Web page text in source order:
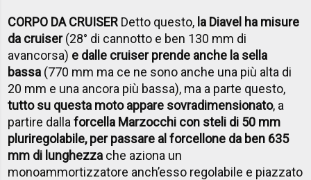
CORPO DA CRUISER Detto questo, la Diavel ha misure
da cruiser(28° di cannotto e ben 130 mm di
avancorsa) e dalle cruiser prende anche la sella
bassa (770 mm ma ce ne sono anche una più alta di
20 mm e una ancora più bassa), ma a parte questo,
tutto su questa moto appare sovradimensionato, a
partire dallaforcella Marzocchi con steli di 50 mm
pluriregolabile, per passare al forcellone da ben 635
mm di lunghezza che aziona un
monoammortizzatore anch’esso regolabile e piazzato